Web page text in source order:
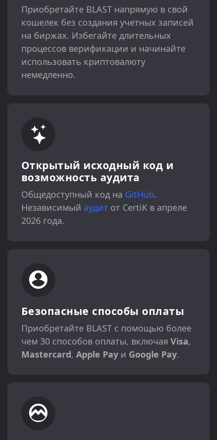
Приобретайте BLAST напрямую в свой
кошелек без создания учетных записей
на биржах. Избегайте длительных
процессов верификации и начинайте
использовать криптовалюту
немедленно.
Открытый исходный код и
возможность аудита
Общедоступный код на GitHub.
Независимый аудитот CertiK в апреле
2026 года.
Безопасные способы оплаты
Приобретайте BLAST с помощью более
чем 30 способов оплаты, включая Visa,
Mastercard, Apple Payи Google Pay.